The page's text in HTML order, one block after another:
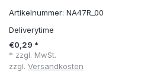
Artikelnummer: NA47R_00
Deliverytime
€0,29 *
* zzgl. MwSt.
zzgl. Versandkosten